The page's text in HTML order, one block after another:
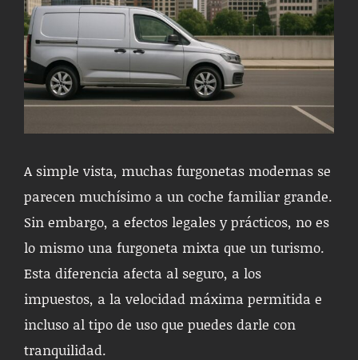
grande
A simple vista, muchas furgonetas modernas se
parecen muchísimo a un coche familiar grande.
Sin embargo, a efectos legales y prácticos, no es
lo mismo una furgoneta mixta que un turismo.
Esta diferencia afecta al seguro, a los
impuestos, a la velocidad máxima permitida e
incluso al tipo de uso que puedes darle con
tranquilidad.